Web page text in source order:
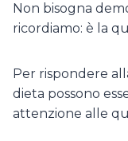
Non bisogna
ricordiamo: è la
Per rispondere
dieta possono
attenzione alle